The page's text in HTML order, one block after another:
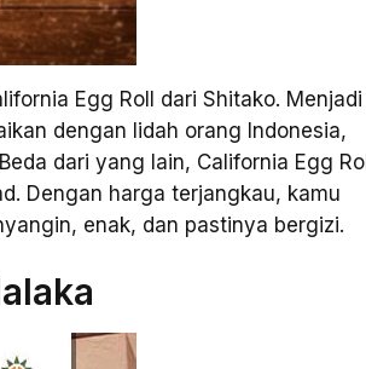
Egg Roll dari Shitako. Menjadi
dengan lidah orang Indonesia,
dari yang lain, California Egg Roll
Dengan harga terjangkau, kamu
enak, dan pastinya bergizi.